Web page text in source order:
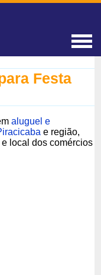
Festa
aluguel e
e região,
local dos comércios